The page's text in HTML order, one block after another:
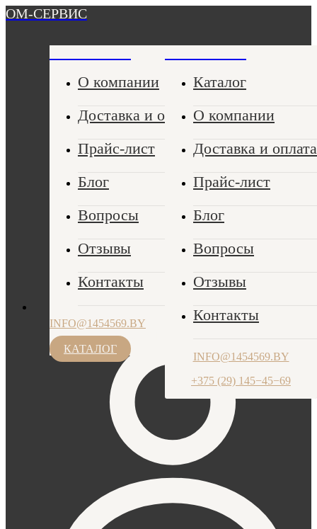
ОМ-СЕРВИС
О компании
Доставка и оплата
Прайс-лист
Блог
Вопросы
Отзывы
Контакты
INFO@1454569.BY
ПН-ЧТ: 9.00-17.30, ПТ: 9.00-17.00
КАТАЛОГ
Каталог
О компании
Доставка и оплата
Прайс-лист
Блог
Вопросы
Отзывы
Контакты
INFO@1454569.BY
+375 (29) 145−45−69